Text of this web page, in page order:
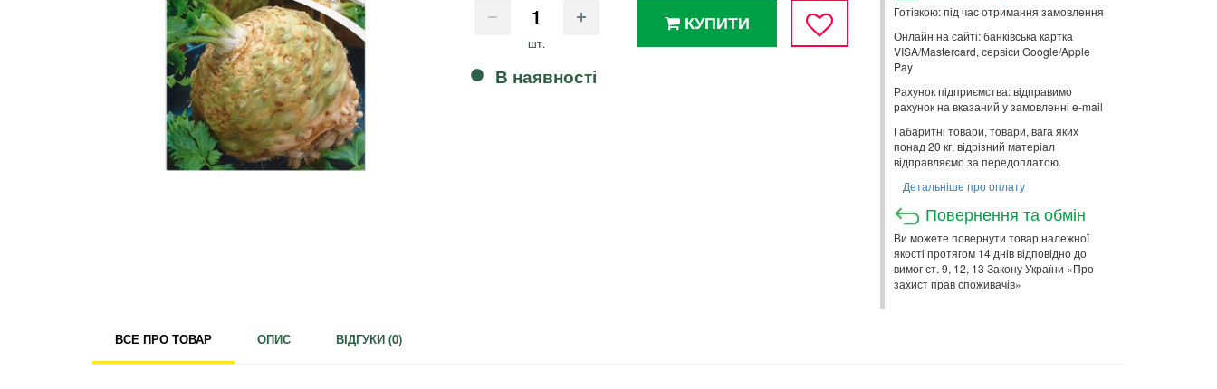
Для кімнатних рослин
Для ландшафтного дизайну
Для поливу
Інструменти та інвентар
Виноробство
Бджільництво
Садові фігури
шт.
КУПИТИ
В наявності
Готівкою: під час отримання замовлення
Онлайн на сайті: банківська картка
VISA/Mastercard, сервіси Google/Apple
Pay
Рахунок підприємства: відправимо
рахунок на вказаний у замовленні e-mail
Габаритні товари, товари, вага яких
понад 20 кг, відрізний матеріал
відправляємо за передоплатою.
Детальніше про оплату
Повернення та обмін
Ви можете повернути товар належної
якості протягом 14 днів відповідно до
вимог ст. 9, 12, 13 Закону України «Про
захист прав споживачів»
ВСЕ ПРО ТОВАР ОПИС ВІДГУКИ (0)